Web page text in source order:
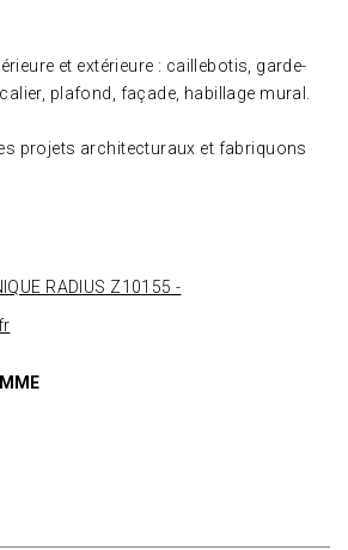
et extérieure : caillebotis, garde-
plafond, façade, habillage mural.
projets architecturaux et fabriquons
RADIUS Z10155 -